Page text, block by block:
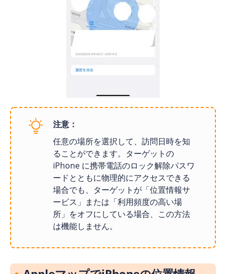
注意：
任意の場所を選択して、訪問日時を知
ることができます。ターゲットの
iPhone に携帯電話のロック解除パスワ
ードとともに物理的にアクセスできる
場合でも、ターゲットが「位置情報サ
ービス」または「利用頻度の高い場
所」をオフにしている場合、この方法
は機能しません。